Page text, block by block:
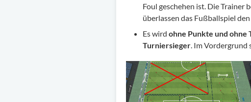
Foul geschehen ist. Die Trainer
überlassen das Fußballspiel
Es wird ohne Punkte und ohne
Turniersieger. Im Vordergrund